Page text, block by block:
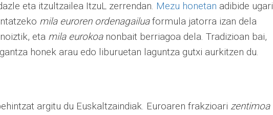
eta itzultzailea ItzuL zerrendan. Mezu honetan adibide ugari
mila euroren ordenagailuaformula jatorra izan dela
eta mila eurokoanonbait berriagoa dela. Tradizioan bai,
honek arau edo liburuetan laguntza gutxi aurkitzen du.
argitu du Euskaltzaindiak. Euroaren frakzioari zentimoa